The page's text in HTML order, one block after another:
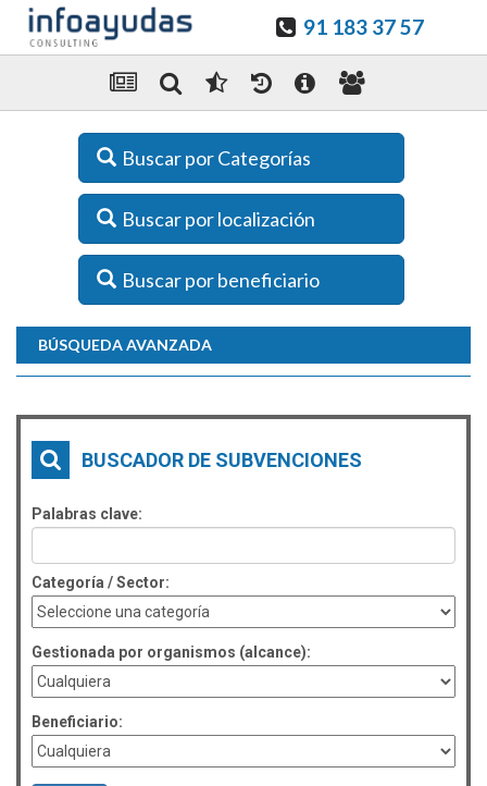
91 183 37 57
Buscar por Categorías
Buscar por localización
Buscar por beneficiario
BÚSQUEDA AVANZADA
BUSCADOR DE SUBVENCIONES
Palabras clave:
Categoría / Sector:
Gestionada por organismos (alcance):
Beneficiario: